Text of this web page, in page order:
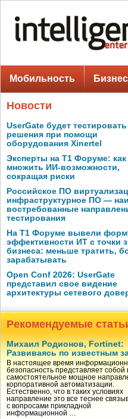
Мобильность
Новости
UserGate будет
решения при помощи
оборудования Xinertel
Эксперты на Т1 Форуме: как
множить ИИ-возможности,
сокращая риски
Российское ПО
инфраструктурное ПО —
востребованные
тестирования
На Т1 Форуме вывели
эффективности ИТ с точки
бизнеса: меньше тратить,
зарабатывать
Open Conf 2026: UserGate
представил свое видение
архитектуры сетевого
Рекомендуемые
Михаил Родионов, Fortinet:
Развиваясь по известным
В настоящее время
безопасность представляет собой
самостоятельное мощное
корпоративной автоматизации.
Естественно, что в таких условиях
направление это все теснее
с вопросами прикладной
информационной …